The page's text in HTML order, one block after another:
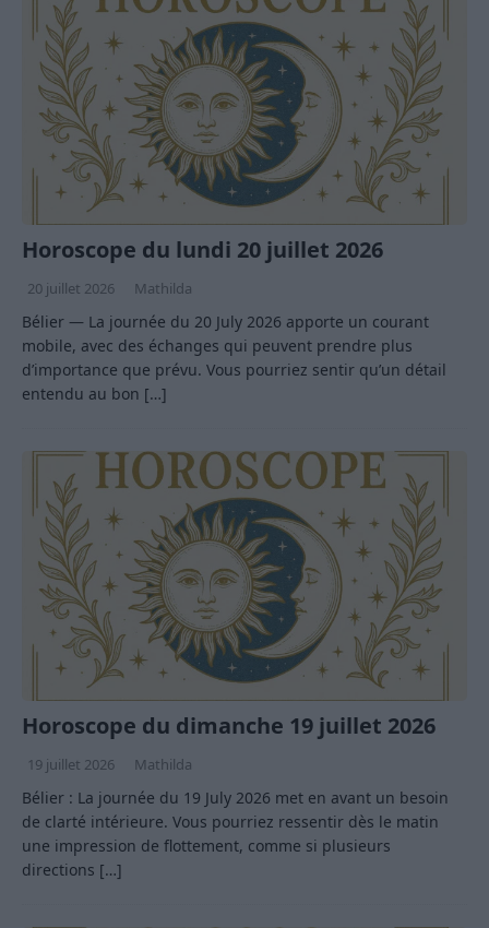
Horoscope du lundi 20 juillet 2026
20 juillet 2026 Mathilda
Bélier — La journée du 20 July 2026 apporte un courant
mobile, avec des échanges qui peuvent prendre plus
d’importance que prévu. Vous pourriez sentir qu’un détail
entendu au bon […]
Horoscope du dimanche 19 juillet 2026
19 juillet 2026 Mathilda
Bélier : La journée du 19 July 2026 met en avant un besoin
de clarté intérieure. Vous pourriez ressentir dès le matin
une impression de flottement, comme si plusieurs
directions […]